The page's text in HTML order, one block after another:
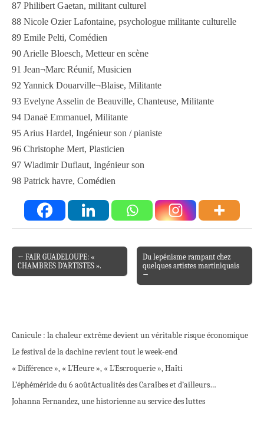
87 Philibert Gaetan, militant culturel
88 Nicole Ozier Lafontaine, psychologue militante culturelle
89 Emile Pelti, Comédien
90 Arielle Bloesch, Metteur en scène
91 Jean¬Marc Réunif, Musicien
92 Yannick Douarville¬Blaise, Militante
93 Evelyne Asselin de Beauville, Chanteuse, Militante
94 Danaë Emmanuel, Militante
95 Arius Hardel, Ingénieur son / pianiste
96 Christophe Mert, Plasticien
97 Wladimir Duflaut, Ingénieur son
98 Patrick havre, Comédien
Post navigation
← FAIR GUADELOUPE: «
CHAMBRES D’ARTISTES ».
Du lepénisme rampant chez
quelques artistes martiniquais
→
Canicule : la chaleur extrême devient un véritable risque économique
Le festival de la dachine revient tout le week-end
« Différence », « L’Heure », « L’Escroquerie », Haïti
L’éphéméride du 6 aoûtActualités des Caraïbes et d’ailleurs…
Johanna Fernandez, une historienne au service des luttes